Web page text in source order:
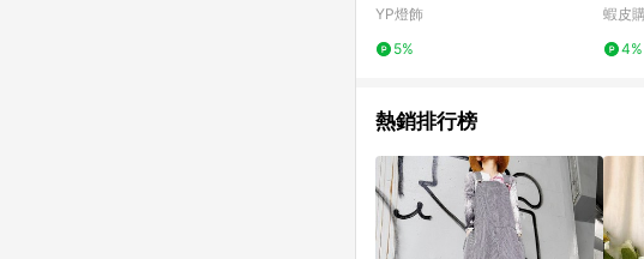
YP燈飾
5%
水培
蝦皮
4%
熱銷排行榜